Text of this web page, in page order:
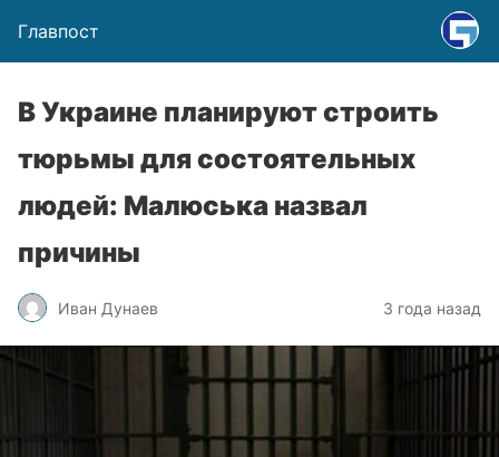
Главпост
В Украине планируют строить
тюрьмы для состоятельных
людей: Малюська назвал
причины
Иван Дунаев 3 года назад